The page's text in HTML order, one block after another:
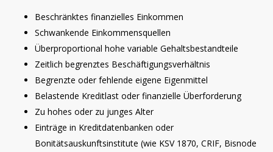
Beschränktes finanzielles Einkommen
Schwankende Einkommensquellen
Überproportional hohe variable Gehaltsbestandteile
Zeitlich begrenztes Beschäftigungsverhältnis
Begrenzte oder fehlende eigene Eigenmittel
Belastende Kreditlast oder finanzielle Überforderung
Zu hohes oder zu junges Alter
Einträge in Kreditdatenbanken oder
Bonitätsauskunftsinstitute (wie KSV 1870, CRIF, Bisnode